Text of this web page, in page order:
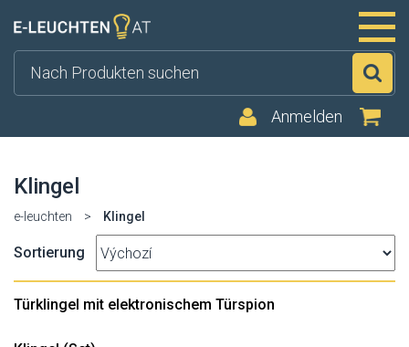
Anmelden
Klingel
e-leuchten > Klingel
Sortierung
Türklingel mit elektronischem Türspion